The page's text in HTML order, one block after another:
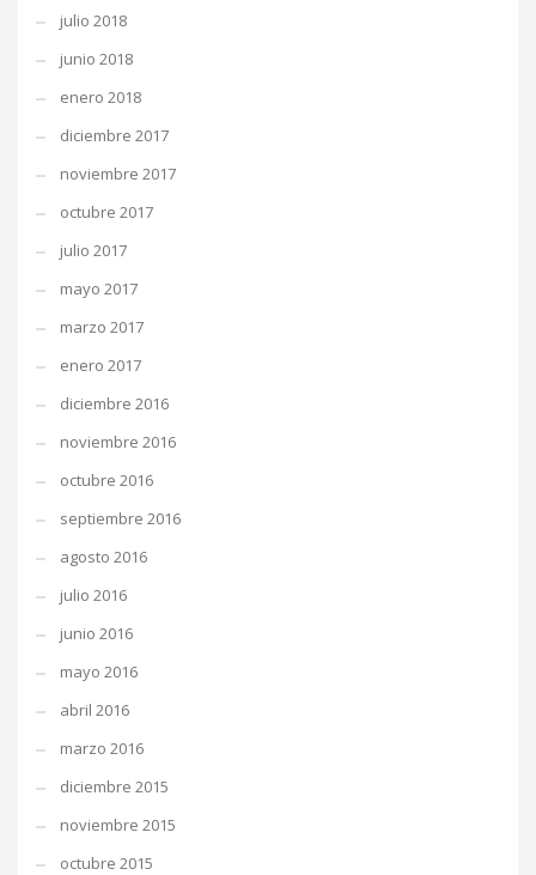
julio 2018
junio 2018
enero 2018
diciembre 2017
noviembre 2017
octubre 2017
julio 2017
mayo 2017
marzo 2017
enero 2017
diciembre 2016
noviembre 2016
octubre 2016
septiembre 2016
agosto 2016
julio 2016
junio 2016
mayo 2016
abril 2016
marzo 2016
diciembre 2015
noviembre 2015
octubre 2015